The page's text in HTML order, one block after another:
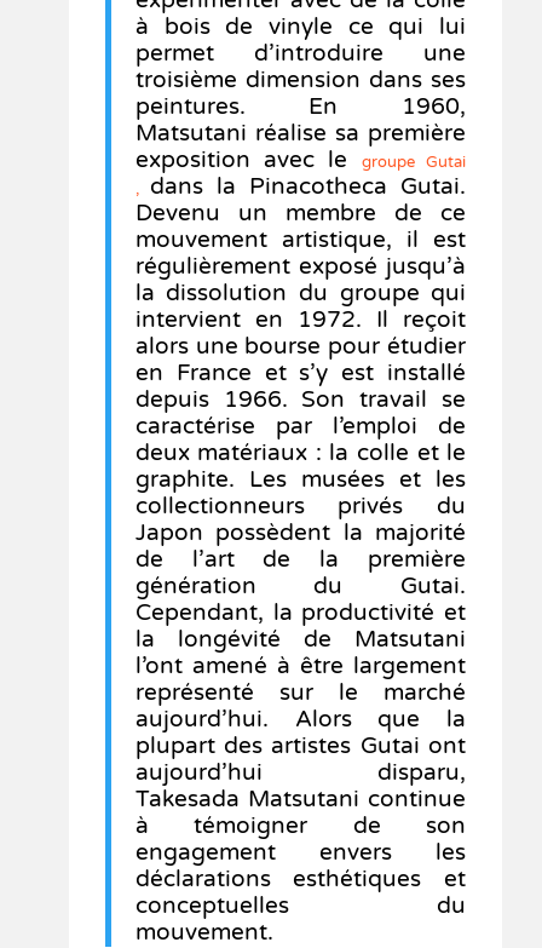
à bois de vinyle ce qui lui
permet d’introduire une
troisième dimension dans ses
peintures. En 1960,
Matsutani réalise sa première
exposition avec le
groupe Gutai
, dans la Pinacotheca Gutai.
Devenu un membre de ce
mouvement artistique, il est
régulièrement exposé jusqu’à
la dissolution du groupe qui
intervient en 1972. Il reçoit
alors une bourse pour étudier
en France et s’y est installé
depuis 1966. Son travail se
caractérise par l’emploi de
deux matériaux : la colle et le
graphite. Les musées et les
collectionneurs privés du
Japon possèdent la majorité
de l’art de la première
génération du Gutai.
Cependant, la productivité et
la longévité de Matsutani
l’ont amené à être largement
représenté sur le marché
aujourd’hui. Alors que la
plupart des artistes Gutai ont
aujourd’hui disparu,
Takesada Matsutani continue
à témoigner de son
engagement envers les
déclarations esthétiques et
conceptuelles du
mouvement.